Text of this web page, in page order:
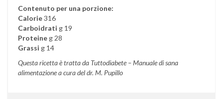
Contenuto per una porzione:
Calorie316
Carboidrati g 19
Proteine g 28
Grassi g 14
Questa ricetta è tratta da Tuttodiabete – Manuale di sana
alimentazione a cura del dr. M. Pupillo